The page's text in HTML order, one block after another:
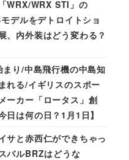
WRX/WRX STI」の
デルをデトロイトショ
、内外装はどう変わる？
まり/中島飛行機の中島知
れる/イギリスのスポー
ーカー「ロータス」創
日は何の日？1月1日】
サと赤西仁ができちゃっ
バルBRZはどうな